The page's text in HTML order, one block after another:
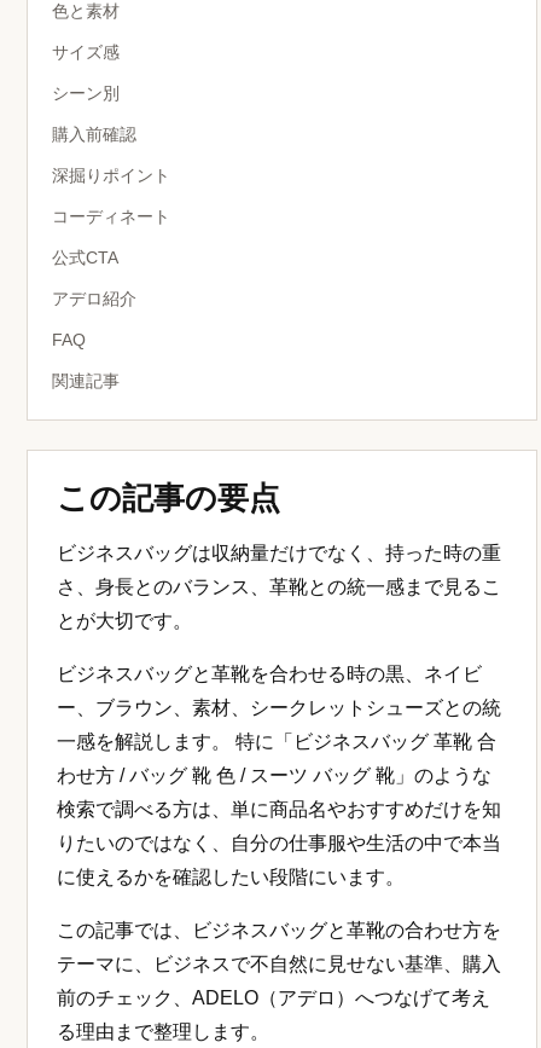
色と素材
サイズ感
シーン別
購入前確認
深掘りポイント
コーディネート
公式CTA
アデロ紹介
FAQ
関連記事
この記事の要点
ビジネスバッグは収納量だけでなく、持った時の重
さ、身長とのバランス、革靴との統一感まで見るこ
とが大切です。
ビジネスバッグと革靴を合わせる時の黒、ネイビ
ー、ブラウン、素材、シークレットシューズとの統
一感を解説します。 特に「ビジネスバッグ 革靴 合
わせ方 / バッグ 靴 色 / スーツ バッグ 靴」のような
検索で調べる方は、単に商品名やおすすめだけを知
りたいのではなく、自分の仕事服や生活の中で本当
に使えるかを確認したい段階にいます。
この記事では、ビジネスバッグと革靴の合わせ方を
テーマに、ビジネスで不自然に見せない基準、購入
前のチェック、ADELO（アデロ）へつなげて考え
る理由まで整理します。